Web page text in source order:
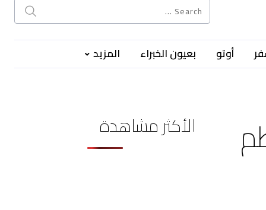
أوتو بعيون الخبراء المزيد
الأكثر مشاهدة